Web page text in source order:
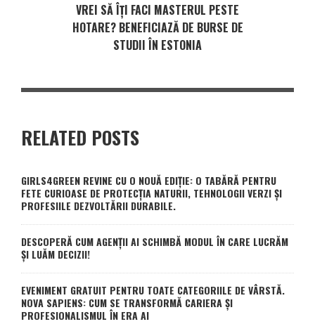
VREI SĂ ÎȚI FACI MASTERUL PESTE
HOTARE? BENEFICIAZĂ DE BURSE DE
STUDII ÎN ESTONIA
RELATED POSTS
GIRLS4GREEN REVINE CU O NOUĂ EDIȚIE: O TABĂRĂ PENTRU
FETE CURIOASE DE PROTECȚIA NATURII, TEHNOLOGII VERZI ȘI
PROFESIILE DEZVOLTĂRII DURABILE.
DESCOPERĂ CUM AGENȚII AI SCHIMBĂ MODUL ÎN CARE LUCRĂM
ȘI LUĂM DECIZII!
EVENIMENT GRATUIT PENTRU TOATE CATEGORIILE DE VÂRSTĂ.
NOVA SAPIENS: CUM SE TRANSFORMĂ CARIERA ȘI
PROFESIONALISMUL ÎN ERA AI